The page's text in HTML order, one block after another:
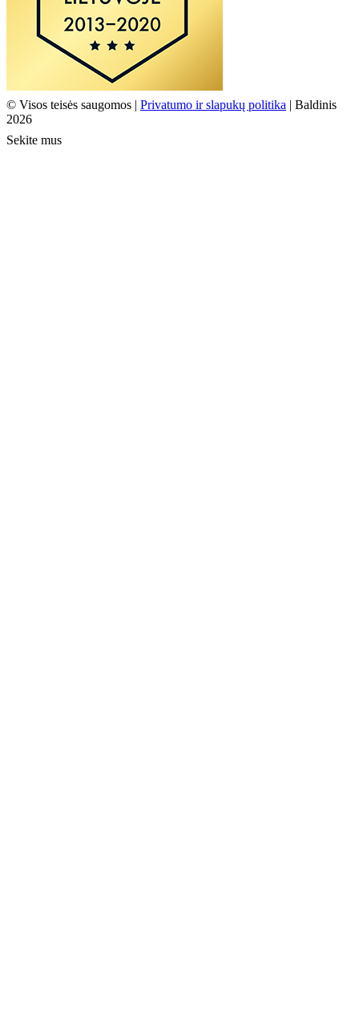
© Visos teisės saugomos | Privatumo ir slapukų politika | Baldinis
2026
Sekite mus